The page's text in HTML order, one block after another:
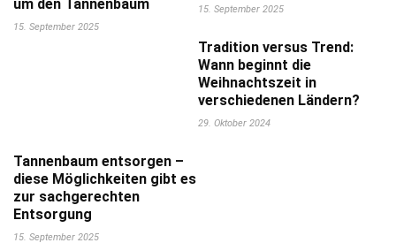
um den Tannenbaum
15. September 2025
15. September 2025
Tradition versus Trend:
Wann beginnt die
Weihnachtszeit in
verschiedenen Ländern?
29. Oktober 2024
Tannenbaum entsorgen –
diese Möglichkeiten gibt es
zur sachgerechten
Entsorgung
15. September 2025